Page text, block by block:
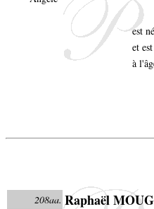
est
et
à
208aa. Raphaël